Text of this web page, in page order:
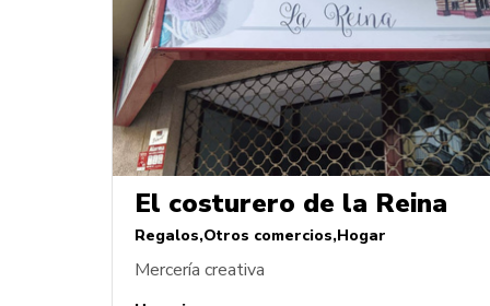
El costurero de la Reina
Regalos Otros comercios Hogar
Mercería creativa